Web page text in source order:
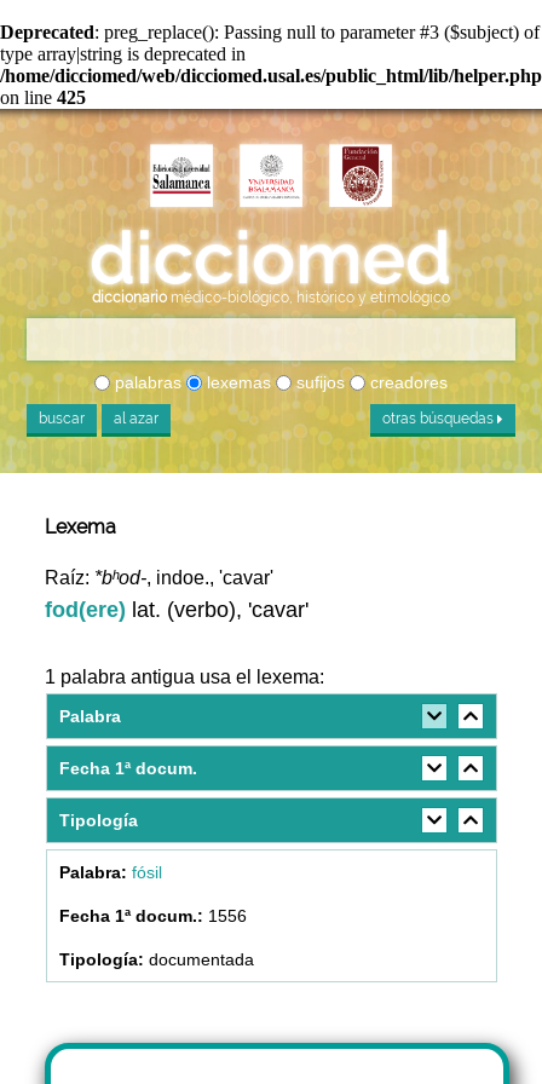
Deprecated: preg_replace(): Passing null to parameter #3 ($subject) of
type array|string is deprecated in
/home/dicciomed/web/dicciomed.usal.es/public_html/lib/helper.php
on line 425
diccionario médico-biológico, histórico y etimológico
palabras lexemas sufijos creadores
buscar al azar otras búsquedas
Lexema
Raíz: *bʰod-, indoe., 'cavar'
fod(ere) lat. (verbo), 'cavar'
1 palabra antigua usa el lexema:
Palabra
Fecha 1ª docum.
Tipología
fósil
1556
documentada